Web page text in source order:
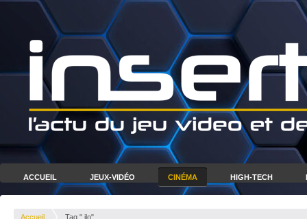
ACCUEIL JEUX-VIDÉO CINÉMA HIGH-TECH
Accueil Tag " jlo"